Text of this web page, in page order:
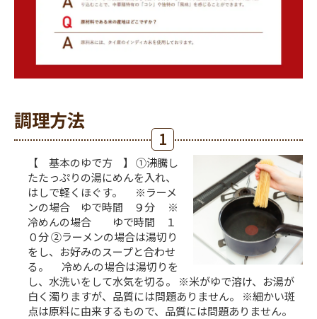
調理方法
1
【 基本のゆで方 】 ①沸騰し
たたっぷりの湯にめんを入れ、
はしで軽くほぐす。 ※ラーメ
ンの場合 ゆで時間 ９分 ※
冷めんの場合 ゆで時間 １
０分 ②ラーメンの場合は湯切り
をし、お好みのスープと合わせ
る。 冷めんの場合は湯切りを
し、水洗いをして水気を切る。 ※米がゆで溶け、お湯が
白く濁りますが、品質には問題ありません。 ※細かい斑
点は原料に由来するもので、品質には問題ありません。